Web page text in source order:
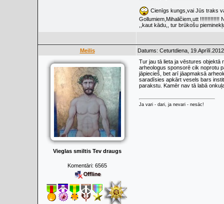
Cienīgs kungs,vai Jūs traks
Gollumiem,Mihaličiem,utt !!!!!!!!!!!!!
,,kaut kādu,, tur brūkošu
Meilis Datums: Ceturtdiena,
Vieglas smiltis Tev draugs
Komentāri: 6565
Tur jau tā lieta ja vēstures objektā
arheologus sponsorē cik noprotu
jāpiecieš, bet arī jāapmaksā
saradīsies apkārt vesels bars
parakstu. Kamēr nav tā labā
Ja vari - dari, ja nevari - nesāc!